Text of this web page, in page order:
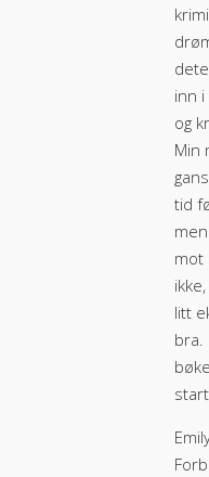
inn
og
Min
tid
mot
litt
bra.